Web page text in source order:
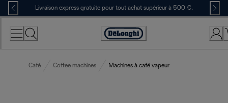
Skip
to
Content
Livraison express gratuite pour tout achat supérieur à 500 €.
Déclaration
Café Coffee machines Machines à café vapeur